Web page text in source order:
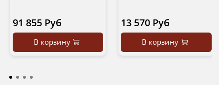
91 855 Руб
В корзину
13 570 Руб
В корзину